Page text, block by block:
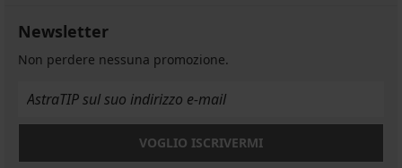
Newsletter
Non perdere nessuna promozione.
VOGLIO ISCRIVERMI